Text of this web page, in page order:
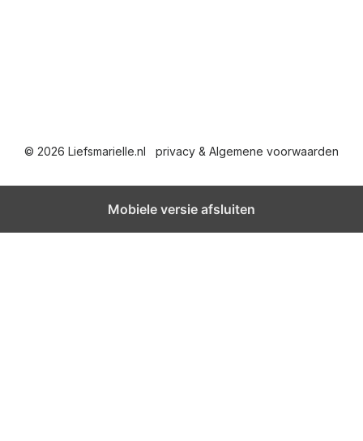
© 2026 Liefsmarielle.nl privacy & Algemene voorwaarden
Mobiele versie afsluiten